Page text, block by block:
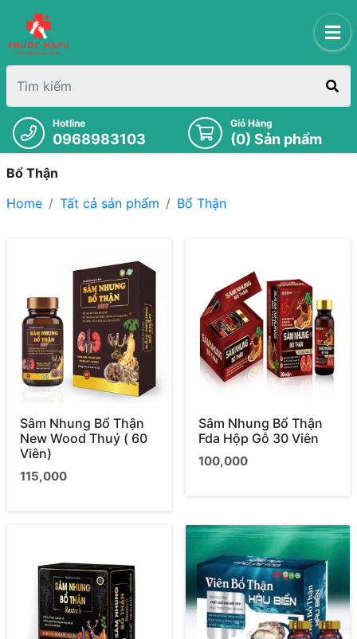
Hotline
0968983103
Giỏ Hàng
(0) Sản phẩm
Bổ Thận
Home
Tất cả sản phẩm Bổ Thận
Sâm Nhung Bổ Thận
New Wood Thuý ( 60
Viên)
115,000
Sâm Nhung Bổ Thận
Fda Hộp Gỗ 30 Viên
100,000